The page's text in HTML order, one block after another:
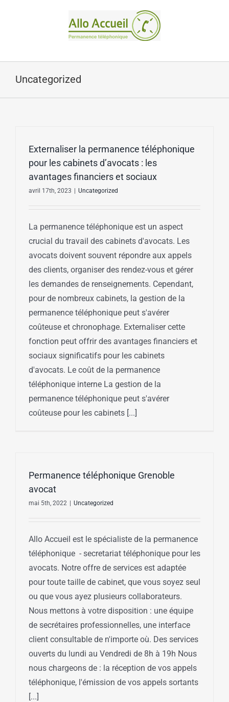
Uncategorized
Externaliser la permanence téléphonique
pour les cabinets d’avocats : les
avantages financiers et sociaux
avril 17th, 2023 Uncategorized
La permanence téléphonique est un aspect
crucial du travail des cabinets d'avocats. Les
avocats doivent souvent répondre aux appels
des clients, organiser des rendez-vous et gérer
les demandes de renseignements. Cependant,
pour de nombreux cabinets, la gestion de la
permanence téléphonique peut s'avérer
coûteuse et chronophage. Externaliser cette
fonction peut offrir des avantages financiers et
sociaux significatifs pour les cabinets
d'avocats. Le coût de la permanence
téléphonique interne La gestion de la
permanence téléphonique peut s'avérer
coûteuse pour les cabinets [...]
Permanence téléphonique Grenoble
avocat
mai 5th, 2022 Uncategorized
Allo Accueil est le spécialiste de la permanence
téléphonique - secretariat téléphonique pour les
avocats. Notre offre de services est adaptée
pour toute taille de cabinet, que vous soyez seul
ou que vous ayez plusieurs collaborateurs.
Nous mettons à votre disposition : une équipe
de secrétaires professionnelles, une interface
client consultable de n'importe où. Des services
ouverts du lundi au Vendredi de 8h à 19h Nous
nous chargeons de : la réception de vos appels
téléphonique, l'émission de vos appels sortants
[...]